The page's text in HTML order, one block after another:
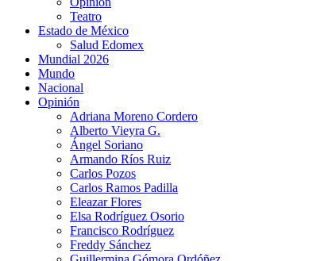
Teatro
Estado de México
Salud Edomex
Mundial 2026
Mundo
Nacional
Opinión
Adriana Moreno Cordero
Alberto Vieyra G.
Ángel Soriano
Armando Ríos Ruiz
Carlos Pozos
Carlos Ramos Padilla
Eleazar Flores
Elsa Rodríguez Osorio
Francisco Rodríguez
Freddy Sánchez